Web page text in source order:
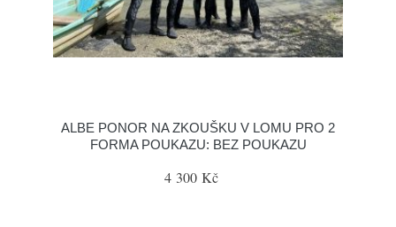
ALBE PONOR NA ZKOUŠKU V LOMU PRO 2
FORMA POUKAZU: BEZ POUKAZU
4 300 Kč